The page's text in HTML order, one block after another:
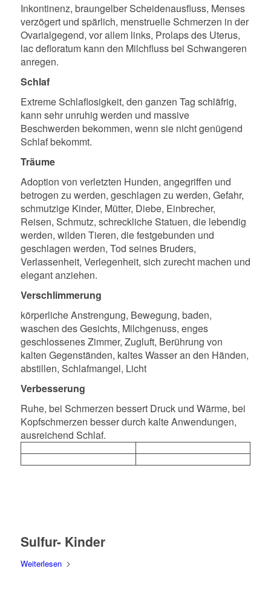
Inkontinenz, braungelber Scheidenausfluss, Menses
verzögert und spärlich, menstruelle Schmerzen in der
Ovarialgegend, vor allem links, Prolaps des Uterus,
lac defloratum kann den Milchfluss bei Schwangeren
anregen.
Schlaf
Extreme Schlaflosigkeit, den ganzen Tag schläfrig,
kann sehr unruhig werden und massive
Beschwerden bekommen, wenn sie nicht genügend
Schlaf bekommt.
Träume
Adoption von verletzten Hunden, angegriffen und
betrogen zu werden, geschlagen zu werden, Gefahr,
schmutzige Kinder, Mütter, Diebe, Einbrecher,
Reisen, Schmutz, schreckliche Statuen, die lebendig
werden, wilden Tieren, die festgebunden und
geschlagen werden, Tod seines Bruders,
Verlassenheit, Verlegenheit, sich zurecht machen und
elegant anziehen.
Verschlimmerung
körperliche Anstrengung, Bewegung, baden,
waschen des Gesichts, Milchgenuss, enges
geschlossenes Zimmer, Zugluft, Berührung von
kalten Gegenständen, kaltes Wasser an den Händen,
abstillen, Schlafmangel, Licht
Verbesserung
Ruhe, bei Schmerzen bessert Druck und Wärme, bei
Kopfschmerzen besser durch kalte Anwendungen,
ausreichend Schlaf.
Sulfur- Kinder
Weiterlesen